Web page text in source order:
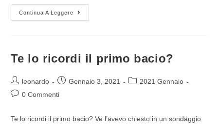
Continua A Leggere
Te lo ricordi il primo bacio?
leonardo Gennaio 3, 2021
2021 Gennaio
0 Commenti
Te lo ricordi il primo bacio? Ve l’avevo chiesto in un sondaggio